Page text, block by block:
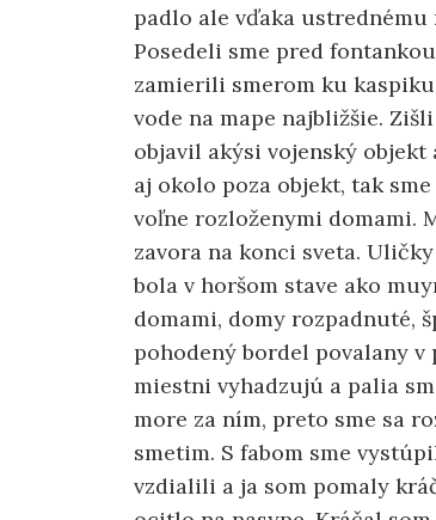
padlo ale vďaka
Posedeli sme pred
zamierili smerom ku
vode na mape najbližšie.
objavil akýsi vojenský objekt
aj okolo poza objekt, tak
voľne rozloženymi domami.
zavora na konci sveta.
bola v horšom stave ako
domami, domy rozpadnuté,
pohodený bordel povalany v
miestni vyhadzujú a palia
more za ním, preto sme sa
smetim. S fabom sme
vzdialili a ja som pomaly